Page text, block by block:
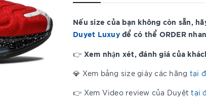
Nếu size của bạn không còn sẵn,
Duyet Luxuyđể có thể ORDER
👉 Xem nhận xét, đánh giá của
💎 Xem bảng size giày các hãng tại
👉 Xem Video review của Duyệttại